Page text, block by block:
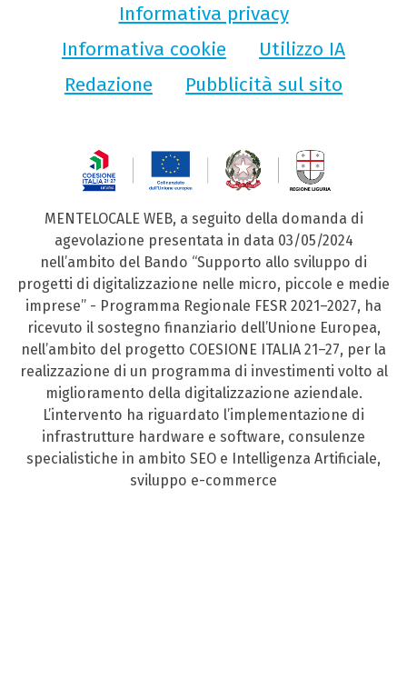
Informativa privacy
Informativa cookie
Utilizzo IA
Redazione
Pubblicità sul sito
MENTELOCALE WEB, a seguito della domanda di
agevolazione presentata in data 03/05/2024
nell’ambito del Bando “Supporto allo sviluppo di
progetti di digitalizzazione nelle micro, piccole e medie
imprese” - Programma Regionale FESR 2021–2027, ha
ricevuto il sostegno finanziario dell’Unione Europea,
nell’ambito del progetto COESIONE ITALIA 21–27, per la
realizzazione di un programma di investimenti volto al
miglioramento della digitalizzazione aziendale.
L’intervento ha riguardato l’implementazione di
infrastrutture hardware e software, consulenze
specialistiche in ambito SEO e Intelligenza Artificiale,
sviluppo e-commerce